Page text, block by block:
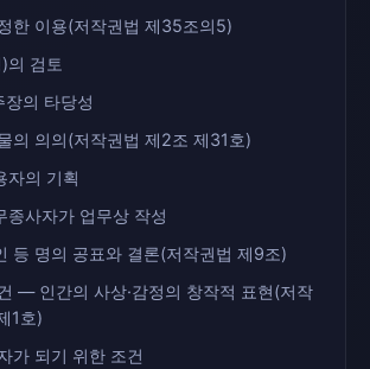
한 이용(저작권법 제35조의5)
의 검토
의 타당성
의 의의(저작권법 제2조 제31호)
의 기획
사자가 업무상 작성
명의 공표와 결론(저작권법 제9조)
— 인간의 사상·감정의 창작적 표현(저작
1호)
가 되기 위한 조건